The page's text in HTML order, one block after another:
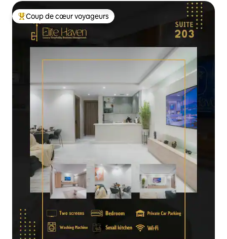
Coups de cœur voyageurs les plus appréciés
Coup de cœur voyageurs